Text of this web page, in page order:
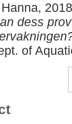
,
dess
of